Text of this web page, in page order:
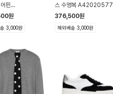
핀
원
3,000원
스 수영복 A42020577
376,500원
해외배송 3,000원